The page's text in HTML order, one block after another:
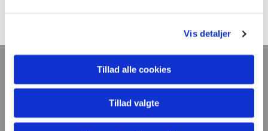
Vis detaljer
Tillad alle cookies
Tillad valgte
Kiropraktisk Klinik
v/ Geoffrey B. Dauscha
Gammel Køge Landevej 220
2650 Hvidovre